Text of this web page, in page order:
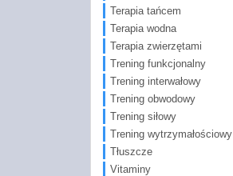
Terapia tańcem
Terapia wodna
Terapia zwierzętami
Trening funkcjonalny
Trening interwałowy
Trening obwodowy
Trening siłowy
Trening wytrzymałościowy
Tłuszcze
Vitaminy